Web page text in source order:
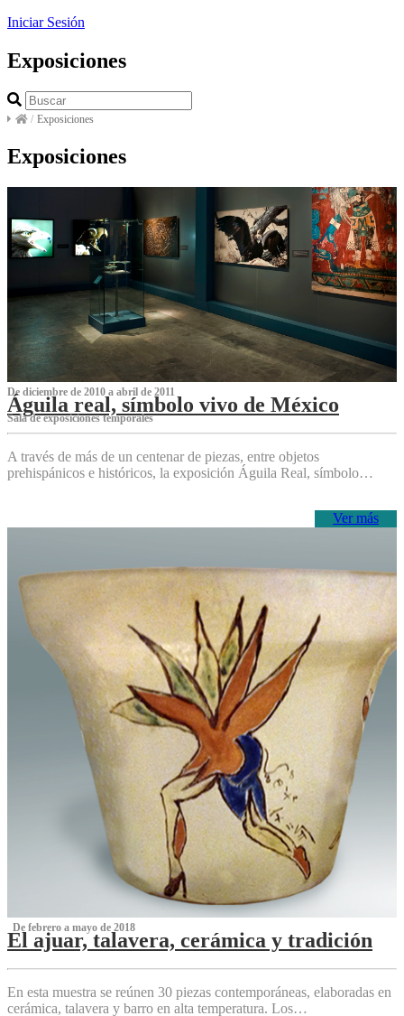
Iniciar Sesión
Exposiciones
/ Exposiciones
Exposiciones
De diciembre de 2010 a abril de 2011
Águila real, símbolo vivo de México
Sala de exposiciones temporales
A través de más de un centenar de piezas, entre objetos
prehispánicos e históricos, la exposición Águila Real, símbolo…
Ver más
‌ De febrero a mayo de 2018
El ajuar, talavera, cerámica y tradición
‌
En esta muestra se reúnen 30 piezas contemporáneas, elaboradas en
cerámica, talavera y barro en alta temperatura. Los…